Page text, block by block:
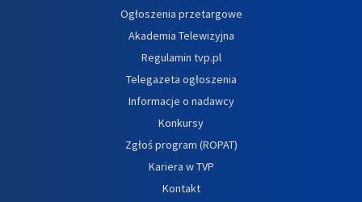
Ogłoszenia przetargowe
Akademia Telewizyjna
Regulamin tvp.pl
Telegazeta ogłoszenia
Informacje o nadawcy
Konkursy
Zgłoś program (ROPAT)
Kariera w TVP
Kontakt